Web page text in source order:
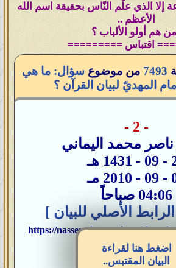
إلا الذي علّم النّاس بحقيقة اسم الله
الأعظم ..
هم أولو الألباب ؟
اقتباس =========
7493 من موضوعسؤال: ما هي
المهديّ لبيان القرآن ؟
- 2 -
ناصر محمد اليماني
هـ
مـ
04:06 صباحاً
الأصلي للبيان ]
https://nasser-alyamani.org/
ــــــــــــــــــــــ
اضغط هنا لقراءة
البيان المقتبس..